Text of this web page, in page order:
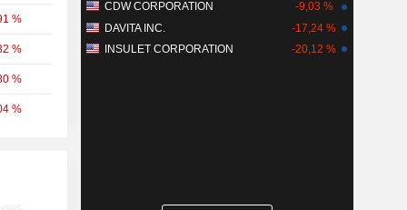
%
%
%
%
CDW CORPORATION
-9,03 %
DAVITA INC.
-17,24 %
INSULET CORPORATION
-20,12 %